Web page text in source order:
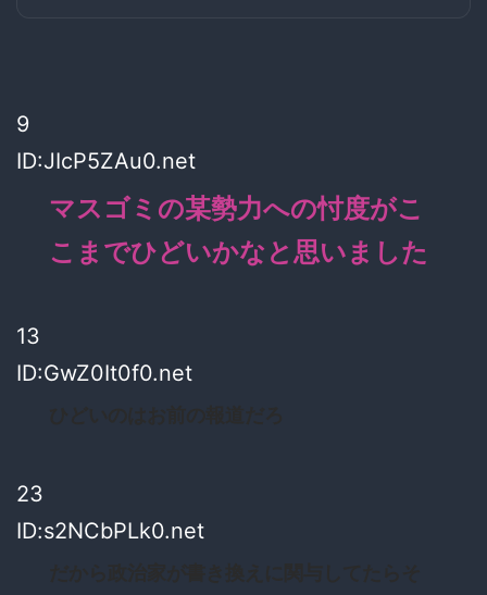
9
ID:JIcP5ZAu0.net
マスゴミの某勢力への忖度がこ
こまでひどいかなと思いました
13
ID:GwZ0It0f0.net
23
ID:s2NCbPLk0.net